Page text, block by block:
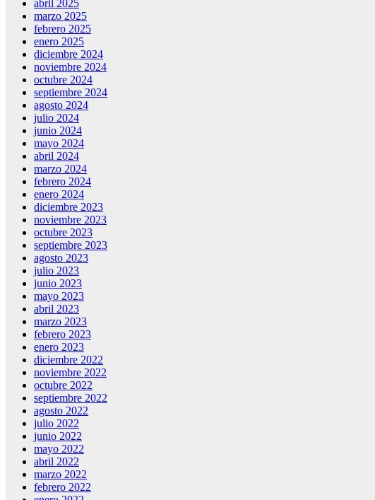
abril 2025
marzo 2025
febrero 2025
enero 2025
diciembre 2024
noviembre 2024
octubre 2024
septiembre 2024
agosto 2024
julio 2024
junio 2024
mayo 2024
abril 2024
marzo 2024
febrero 2024
enero 2024
diciembre 2023
noviembre 2023
octubre 2023
septiembre 2023
agosto 2023
julio 2023
junio 2023
mayo 2023
abril 2023
marzo 2023
febrero 2023
enero 2023
diciembre 2022
noviembre 2022
octubre 2022
septiembre 2022
agosto 2022
julio 2022
junio 2022
mayo 2022
abril 2022
marzo 2022
febrero 2022